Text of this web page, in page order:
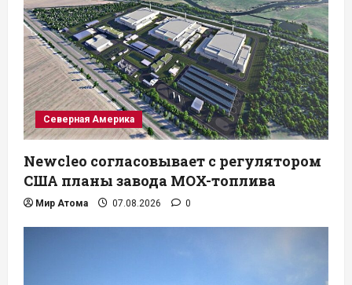
Северная Америка
Newcleo согласовывает с регулятором
США планы завода MOX-топлива
Мир Атома 07.08.2026 0